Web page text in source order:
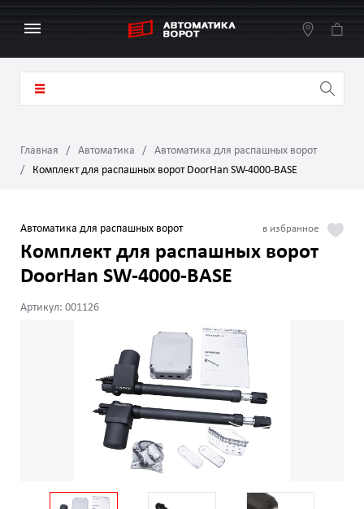
Главная Автоматика
Автоматика для распашных ворот
Комплект для распашных ворот DoorHan SW‑4000‑BASE
Автоматика для распашных ворот
Комплект для распашных ворот
DoorHan SW‑4000‑BASE
Артикул: 001126